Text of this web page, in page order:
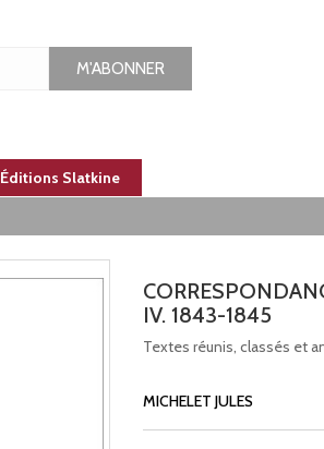
M'ABONNER
Éditions Slatkine
IV. 1843-1845
Textes réunis, classés et
MICHELET JULES